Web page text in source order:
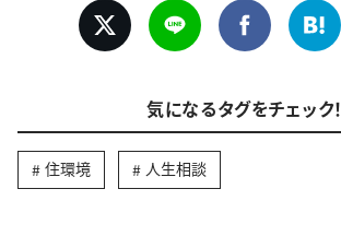
気になるタグをチェック！
住環境 人生相談